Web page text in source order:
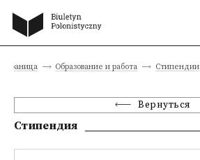
страница Образование и работа Стипендии
Вернуться
Стипендия